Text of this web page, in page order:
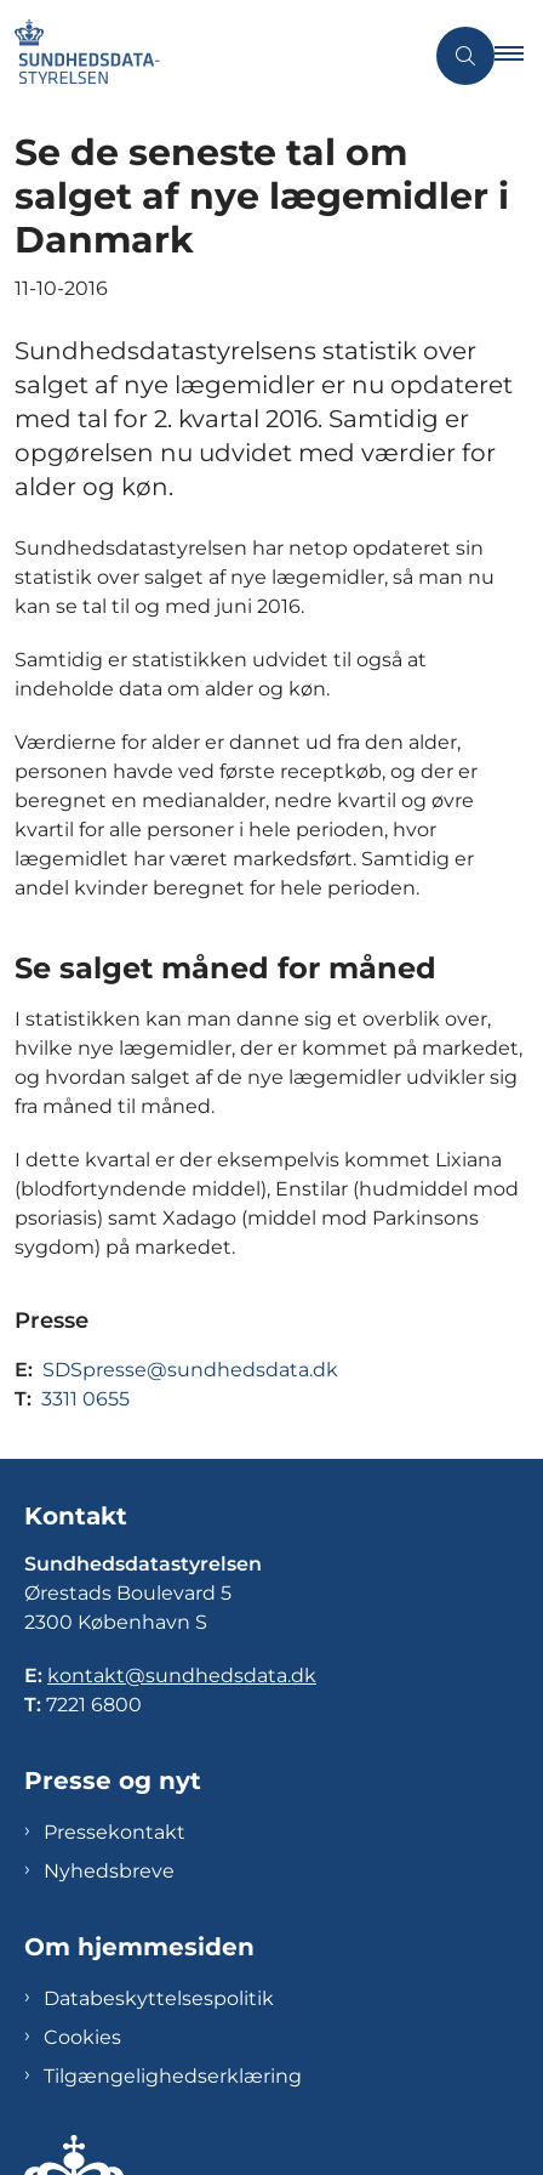
Se de seneste tal om
salget af nye lægemidler i
Danmark
11-10-2016
Sundhedsdatastyrelsens statistik over
salget af nye lægemidler er nu opdateret
med tal for 2. kvartal 2016. Samtidig er
opgørelsen nu udvidet med værdier for
alder og køn.
Sundhedsdatastyrelsen har netop opdateret sin
statistik over salget af nye lægemidler, så man nu
kan se tal til og med juni 2016.
Samtidig er statistikken udvidet til også at
indeholde data om alder og køn.
Værdierne for alder er dannet ud fra den alder,
personen havde ved første receptkøb, og der er
beregnet en medianalder, nedre kvartil og øvre
kvartil for alle personer i hele perioden, hvor
lægemidlet har været markedsført. Samtidig er
andel kvinder beregnet for hele perioden.
Se salget måned for måned
I statistikken kan man danne sig et overblik over,
hvilke nye lægemidler, der er kommet på markedet,
og hvordan salget af de nye lægemidler udvikler sig
fra måned til måned.
I dette kvartal er der eksempelvis kommet Lixiana
(blodfortyndende middel), Enstilar (hudmiddel mod
psoriasis) samt Xadago (middel mod Parkinsons
sygdom) på markedet.
Presse
E: SDSpresse@sundhedsdata.dk
T: 3311 0655
Kontakt
Sundhedsdatastyrelsen
Ørestads Boulevard 5
2300 København S
E: kontakt@sundhedsdata.dk
T: 7221 6800
Presse og nyt
Pressekontakt
Nyhedsbreve
Om hjemmesiden
Databeskyttelsespolitik
Cookies
Tilgængelighedserklæring